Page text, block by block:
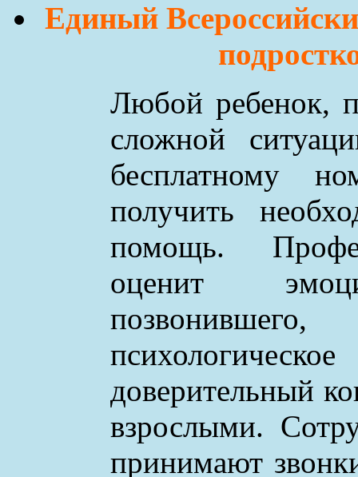
Единый
Любой ребенок,
сложной
бесплатному
получить
помощь.
оценит
доверительный
взрослыми.
принимают